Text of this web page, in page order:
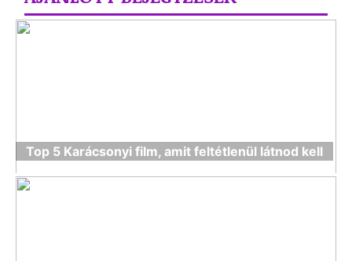
Top 5 Karácsonyi film, amit feltétlenül látnod kell